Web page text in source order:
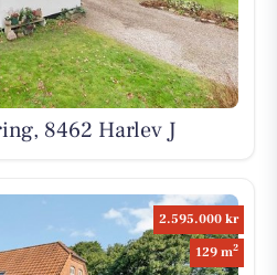
8462 Harlev J
2.595.000 kr
129 m2